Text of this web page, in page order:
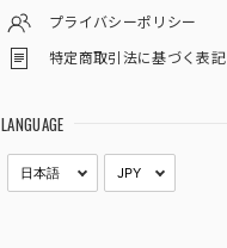
プライバシーポリシー
特定商取引法に基づく表記
LANGUAGE